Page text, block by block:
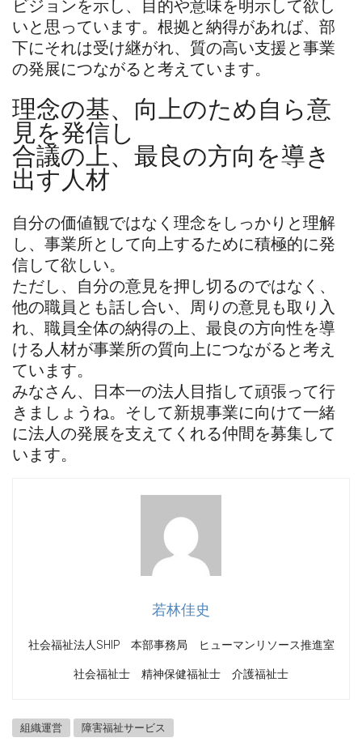
ビジョンを示し、目的や意味を明示して欲し
いと思っています。根拠と納得があれば、部
下にそれは受け継がれ、質の高い支援と事業
の発展につながると考えています。
理念の基、向上のため自ら意
見を発信し
合議の上、最良の方向を導き
出す人材
自分の価値観ではなく理念をしっかりと理解
し、事業所として向上するために積極的に発
信して欲しい。
ただし、自分の意見を押し切るのではなく、
他の職員とも話し合い、周りの意見も取り入
れ、職員全体の納得の上、最良の方向性を導
ける人材が事業所の質向上につながると考え
ています。
みなさん、日本一の法人目指して頑張って行
きましょうね。そして新規事業に向けて一緒
に法人の発展を支えてくれる仲間を募集して
います。
若林佳史
社会福祉法人SHIP 本部事務局 ヒューマンリソース推進室
社会福祉士 精神保健福祉士 介護福祉士
組織運営 障害福祉サービス